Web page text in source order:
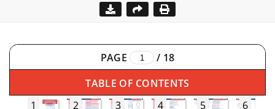
PAGE / 18
TABLE OF CONTENTS
1
2 3 4 5 6